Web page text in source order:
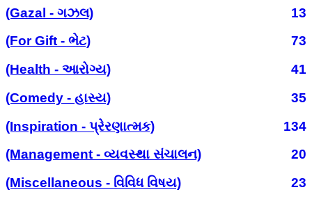
(Gazal - ગઝલ)
13
(For Gift - ભેટ)
73
(Health - આરોગ્ય)
41
(Comedy - હાસ્ય)
35
(Inspiration - પ્રેરણાત્મક)
134
(Management - વ્યવસ્થા સંચાલન)
20
(Miscellaneous - વિવિધ વિષય)
23